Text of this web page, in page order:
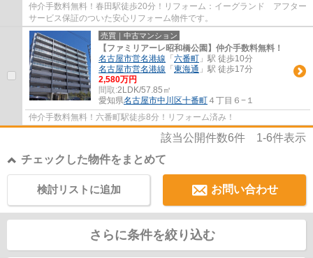
仲介手数料無料！春田駅徒歩20分！リフォーム：イーグランド アフター
サービス保証のついた安心リフォーム物件です。
売買｜中古マンション
【ファミリアーレ昭和橋公園】仲介手数料無料！
名古屋市営名港線 「 六番町 」駅 徒歩10分
名古屋市営名港線 「 東海通 」駅 徒歩17分
2,580万円
間取:2LDK/57.85㎡
愛知県名古屋市中川区十番町 ４丁目６−１
仲介手数料無料！六番町駅徒歩8分！リフォーム済み！
該当公開件数6件 1-6件表示
チェックした物件をまとめて
お問い合わせ
検討リストに追加
さらに条件を絞り込む